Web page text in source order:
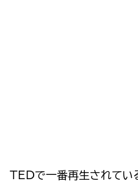
TEDで一番再生されてい